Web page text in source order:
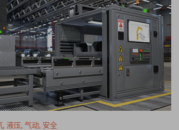
, 液压, 气动, 安全